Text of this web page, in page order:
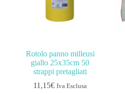
Rotolo panno milleusi
giallo 25x35cm 50
strappi pretagliati
11,15€ Iva Esclusa